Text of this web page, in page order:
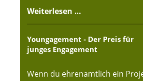
Weiterlesen …
Youngagement - Der Preis für
junges Engagement
Wenn du ehrenamtlich ein